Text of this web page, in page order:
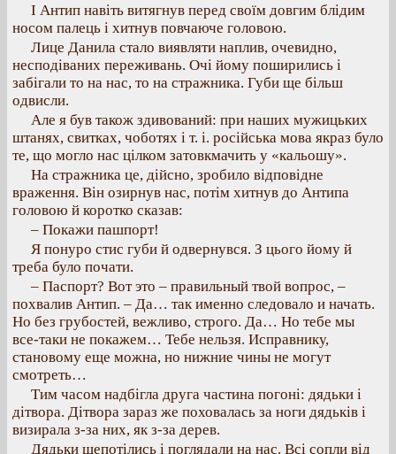
I Антип навіть витягнув перед своїм довгим блідим
носом палець і хитнув повчаюче головою.
Лице Данила стало виявляти наплив, очевидно,
несподіваних переживань. Очі йому поширились і
забігали то на нас, то на стражника. Губи ще більш
одвисли.
Але я був також здивований: при наших мужицьких
штанях, свитках, чоботях і т. і. російська мова якраз було
те, що могло нас цілком затовкмачить у «кальошу».
На стражника це, дійсно, зробило відповідне
враження. Він озирнув нас, потім хитнув до Антипа
головою й коротко сказав:
– Покажи пашпорт!
Я понуро стис губи й одвернувся. З цього йому й
треба було почати.
– Паспорт? Вот это – правильный твой вопрос, –
похвалив Антип. – Да… так именно следовало и начать.
Но без грубостей, вежливо, строго. Да… Но тебе мы
все-таки не покажем… Тебе нельзя. Исправнику,
становому еще можна, но нижние чины не могут
смотреть…
Тим часом надбігла друга частина погоні: дядьки і
дітвора. Дітвора зараз же поховалась за ноги дядьків і
визирала з-за них, як з-за дерев.
Дядьки шепотілись і поглядали на нас. Всі сопли від